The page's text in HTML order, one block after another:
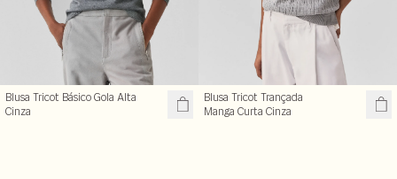
Blusa Tricot Básico Gola Alta
Cinza
Blusa Tricot Trançada
Manga Curta Cinza